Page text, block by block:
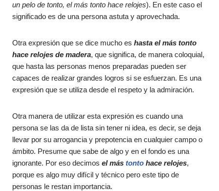
un pelo de tonto, el más tonto hace relojes). En este caso el
significado es de una persona astuta y aprovechada.
Otra expresión que se dice mucho es hasta el más tonto
hace relojes de madera, que significa, de manera coloquial,
que hasta las personas menos preparadas pueden ser
capaces de realizar grandes logros si se esfuerzan. Es una
expresión que se utiliza desde el respeto y la admiración.
Otra manera de utilizar esta expresión es cuando una
persona se las da de lista sin tener ni idea, es decir, se deja
llevar por su arrogancia y prepotencia en cualquier campo o
ámbito. Presume que sabe de algo y en el fondo es una
ignorante. Por eso decimos el más tonto hace relojes,
porque es algo muy difícil y técnico pero este tipo de
personas le restan importancia.